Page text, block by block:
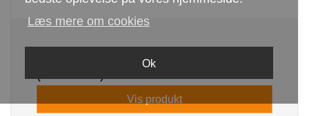
Læs mere om cookies
Ok
Vis produkt